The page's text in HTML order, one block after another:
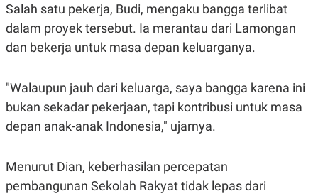
E
D
I
A
SITEMAP PROFILETERM
PEDOMAN
PEMBERITAAN
Salah satu pekerja, Budi, mengaku bangga terlibat
dalam proyek tersebut. Ia merantau dari Lamongan
dan bekerja untuk masa depan keluarganya.
"Walaupun jauh dari keluarga, saya bangga karena ini
bukan sekadar pekerjaan, tapi kontribusi untuk masa
depan anak-anak Indonesia," ujarnya.
Menurut Dian, keberhasilan percepatan
pembangunan Sekolah Rakyat tidak lepas dari